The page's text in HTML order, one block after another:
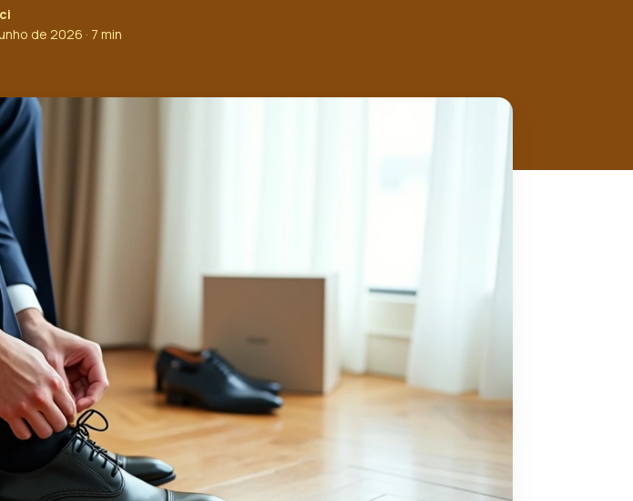
de 2026 · 7 min